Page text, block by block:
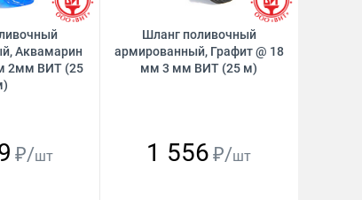
Аквамарин
2мм ВИТ (25
₽/шт
Шланг поливочный
армированный, Графит @ 18
мм 3 мм ВИТ (25 м)
1 556 ₽/шт